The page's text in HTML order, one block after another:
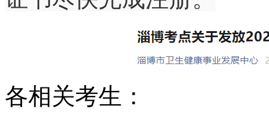
各相关考生：